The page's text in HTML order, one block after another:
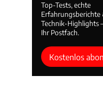
Top-Tests, echte
Erfahrungsberichte
Technik-Highlights
Ihr Postfach.
Kostenlos